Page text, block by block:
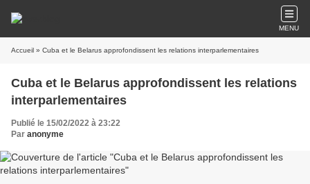
MENU
Accueil » Cuba et le Belarus approfondissent les relations interparlementaires
Cuba et le Belarus approfondissent les relations
interparlementaires
Publié le 15/02/2022 à 23:22
Par anonyme